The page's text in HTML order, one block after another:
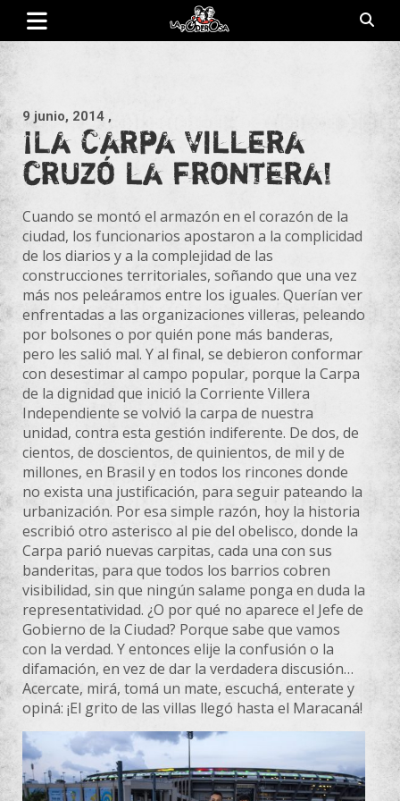
Saltar
contenido
Poderosa.
9 junio, 2014 ,
¡La Carpa Villera
cruzó la frontera!
Cuando se montó el armazón en el corazón de la
ciudad, los funcionarios apostaron a la complicidad
de los diarios y a la complejidad de las
construcciones territoriales, soñando que una vez
más nos peleáramos entre los iguales. Querían ver
enfrentadas a las organizaciones villeras, peleando
por bolsones o por quién pone más banderas,
pero les salió mal. Y al final, se debieron conformar
con desestimar al campo popular, porque la Carpa
de la dignidad que inició la Corriente Villera
Independiente se volvió la carpa de nuestra
unidad, contra esta gestión indiferente. De dos, de
cientos, de doscientos, de quinientos, de mil y de
millones, en Brasil y en todos los rincones donde
no exista una justificación, para seguir pateando la
urbanización. Por esa simple razón, hoy la historia
escribió otro asterisco al pie del obelisco, donde la
Carpa parió nuevas carpitas, cada una con sus
banderitas, para que todos los barrios cobren
visibilidad, sin que ningún salame ponga en duda la
representatividad. ¿O por qué no aparece el Jefe de
Gobierno de la Ciudad? Porque sabe que vamos
con la verdad. Y entonces elije la confusión o la
difamación, en vez de dar la verdadera discusión…
Acercate, mirá, tomá un mate, escuchá, enterate y
opiná: ¡El grito de las villas llegó hasta el Maracaná!